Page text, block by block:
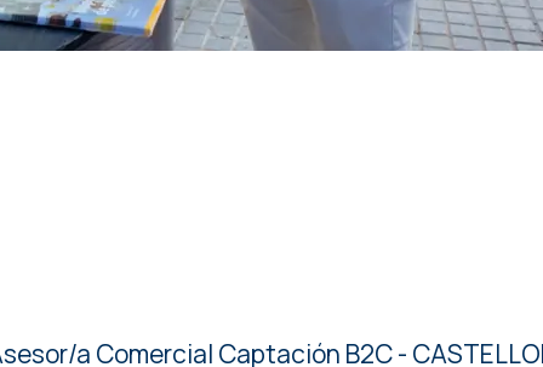
a Comercial Captación B2C -